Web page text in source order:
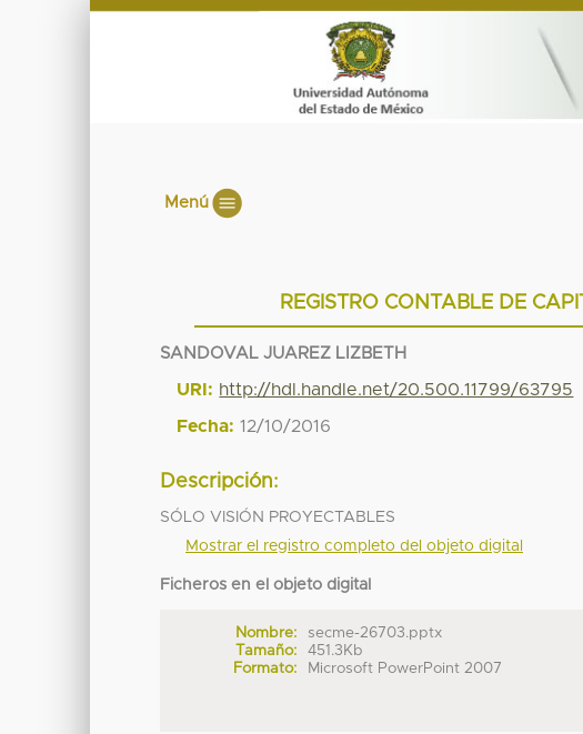
Menú
REGISTRO CONTABLE DE
SANDOVAL JUAREZ LIZBETH
URI: http://hdl.handle.net/20.500.11799/63795
Fecha: 12/10/2016
Descripción:
SÓLO VISIÓN PROYECTABLES
Mostrar el registro completo del objeto digital
Ficheros en el objeto digital
Nombre:
secme-26703.pptx
Tamaño:
451.3Kb
Formato:
Microsoft PowerPoint 2007